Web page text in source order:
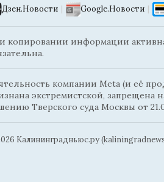
Дзен.Новости | Google.Новости |
копировании информации
компании Meta (и её
экстремистской, запрещена
Тверского суда Москвы от
Калининградньюc.ру